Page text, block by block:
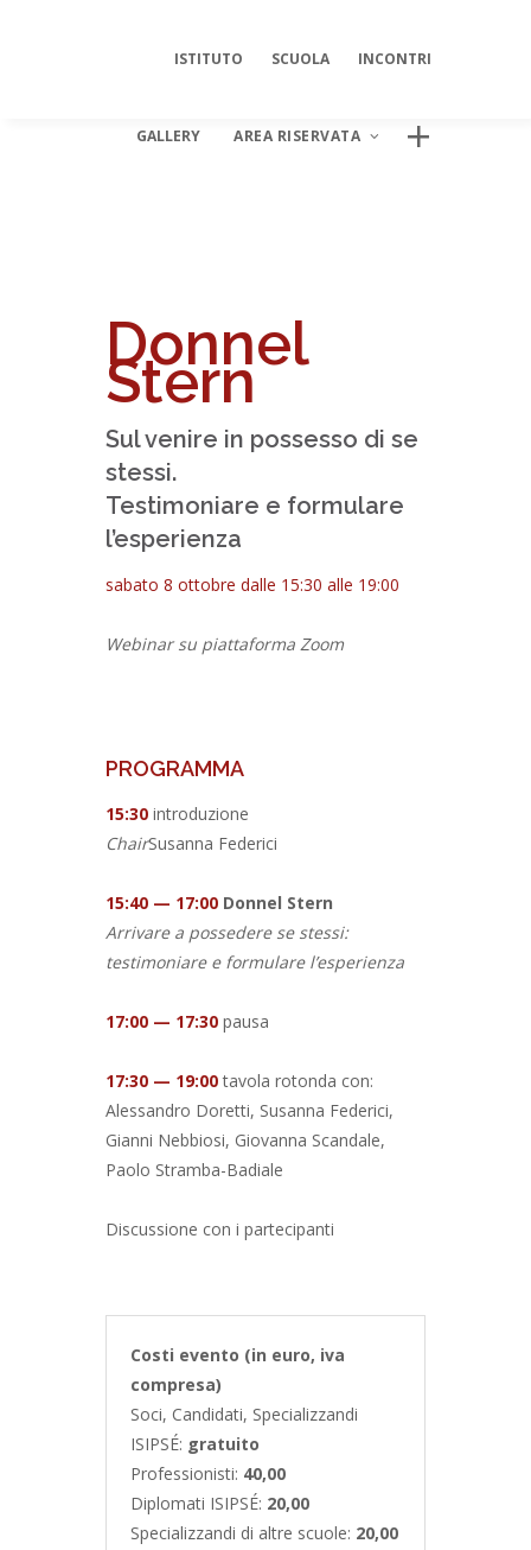
ISTITUTO SCUOLA INCONTRI
GALLERY AREA RISERVATA
Donnel
Stern
Sul venire in possesso di se
stessi.
Testimoniare e formulare
l’esperienza
sabato 8 ottobre dalle 15:30 alle 19:00
Webinar su piattaforma Zoom
PROGRAMMA
15:30 introduzione
ChairSusanna Federici
15:40 — 17:00 Donnel Stern
Arrivare a possedere se stessi:
testimoniare e formulare l’esperienza
17:00 — 17:30 pausa
17:30 — 19:00tavola rotonda con:
Alessandro Doretti, Susanna Federici,
Gianni Nebbiosi, Giovanna Scandale,
Paolo Stramba-Badiale
Discussione con i partecipanti
Costi evento (in euro, iva
compresa)
Soci, Candidati, Specializzandi
ISIPSÉ: gratuito
Professionisti: 40,00
Diplomati ISIPSÉ: 20,00
Specializzandi di altre scuole: 20,00